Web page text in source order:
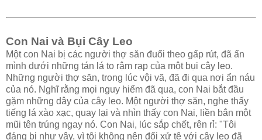
Con Nai và Bụi Cây Leo
Một con Nai bị các người thợ săn đuổi theo gấp rút, đã ẩn
mình dưới những tán lá to rậm rạp của một bụi cây leo.
Những người thợ săn, trong lúc vội vã, đã đi qua nơi ẩn náu
của nó. Nghĩ rằng mọi nguy hiểm đã qua, con Nai bắt đầu
gặm những dây của cây leo. Một người thợ săn, nghe thấy
tiếng lá xào xạc, quay lại và nhìn thấy con Nai, liền bắn một
mũi tên trúng ngay nó. Con Nai, lúc sắp chết, rên rỉ: "Tôi
đáng bị như vậy, vì tôi không nên đối xử tệ với cây leo đã